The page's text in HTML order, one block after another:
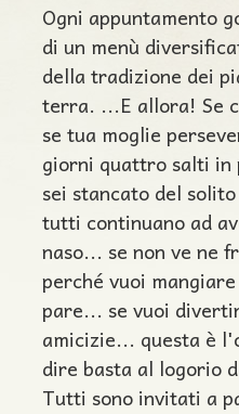
Ogni appuntamento
di un menù
della tradizione dei
terra. ...E allora! Se
se tua moglie
giorni quattro salti in
sei stancato del
tutti continuano ad
naso... se non ve ne
perché vuoi
pare... se vuoi
amicizie... questa è
dire basta al logorio
Tutti sono invitati a